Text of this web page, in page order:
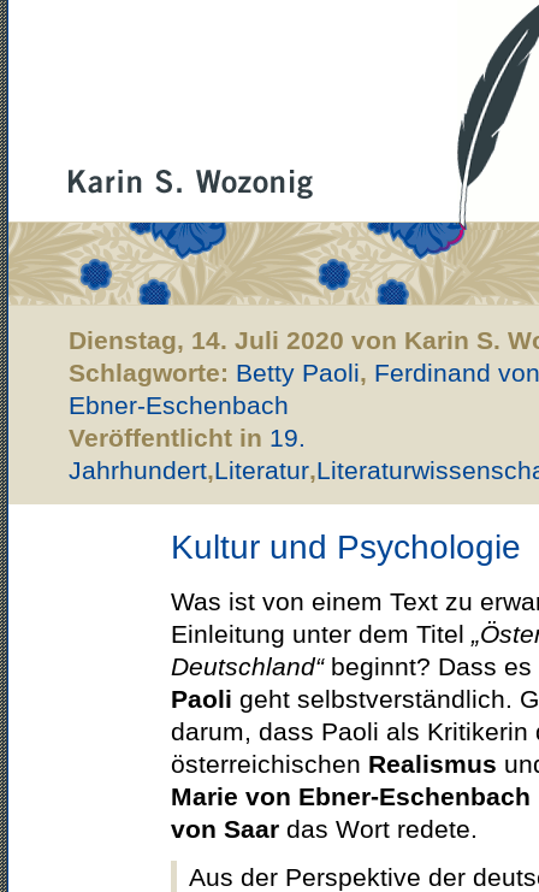
Dienstag, 14. Juli 2020 von Karin S.
Schlagworte: Betty Paoli, Ferdinand
Ebner-Eschenbach
Veröffentlicht in 19.
Jahrhundert,Literatur,
Kultur und Psychologie
Was ist von einem Text zu
Einleitung unter dem Titel
Deutschland“beginnt? Dass
Paoli geht selbstverständlich.
darum, dass Paoli als Kritikerin
österreichischen Realismus
Marie von Ebner-Eschenbach
von Saar das Wort redete.
Aus der Perspektive der